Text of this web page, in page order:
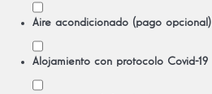
Aire acondicionado (pago opcional)
Alojamiento con protocolo Covid-19